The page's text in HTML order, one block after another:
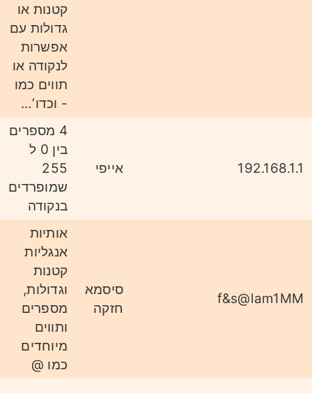
קטנות או
גדולות עם
אפשרות
לנקודה או
תווים כמו
- וכדו’…
192.168.1.1 אייפי
4 מספרים
בין 0 ל
255
שמופרדים
בנקודה
f&s@lam1MM
סיסמא
חזקה
אותיות
אנגליות
קטנות
וגדולות,
מספרים
ותווים
מיוחדים
כמו @